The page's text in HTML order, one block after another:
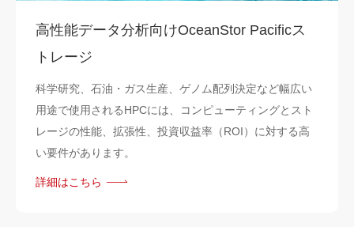
高性能データ分析向けOceanStor Pacificス
トレージ
科学研究、石油・ガス生産、ゲノム配列決定など幅広い
用途で使用されるHPCには、コンピューティングとスト
レージの性能、拡張性、投資収益率（ROI）に対する高
い要件があります。
詳細はこちら